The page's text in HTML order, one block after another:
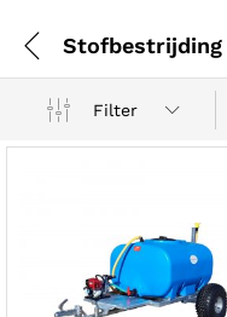
Stofbestrijding
Filter